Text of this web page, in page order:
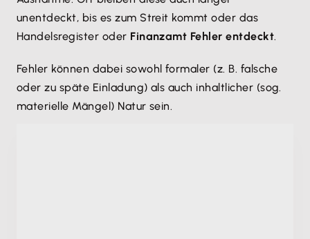
unentdeckt, bis es zum Streit kommt oder das
Handelsregister oder Finanzamt Fehler entdeckt.
Fehler können dabei sowohl formaler (z. B. falsche
oder zu späte Einladung) als auch inhaltlicher (sog.
materielle Mängel) Natur sein.